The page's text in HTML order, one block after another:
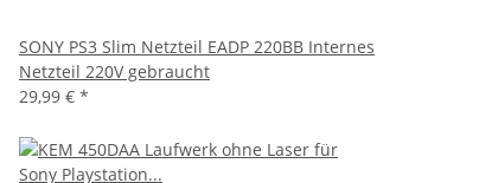
SONY PS3 Slim Netzteil EADP 220BB Internes
Netzteil 220V gebraucht
29,99 € *